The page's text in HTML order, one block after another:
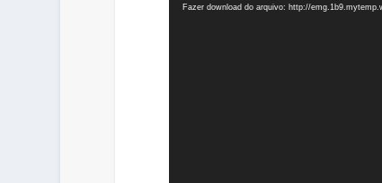
Fazer download do arquivo: http://